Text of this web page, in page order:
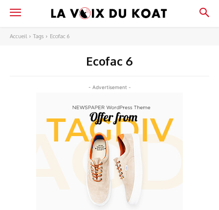
Accueil Tags Ecofac 6
Ecofac 6
- Advertisement -